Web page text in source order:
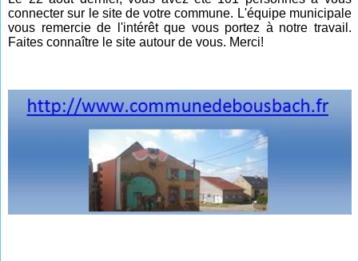
connecter sur le site de votre commune. L'équipe municipale
vous remercie de l'intérêt que vous portez à notre travail.
Faites connaître le site autour de vous. Merci!